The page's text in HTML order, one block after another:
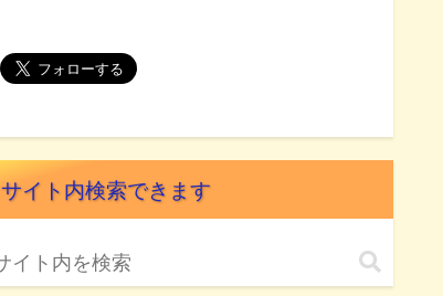
サイト内検索できます